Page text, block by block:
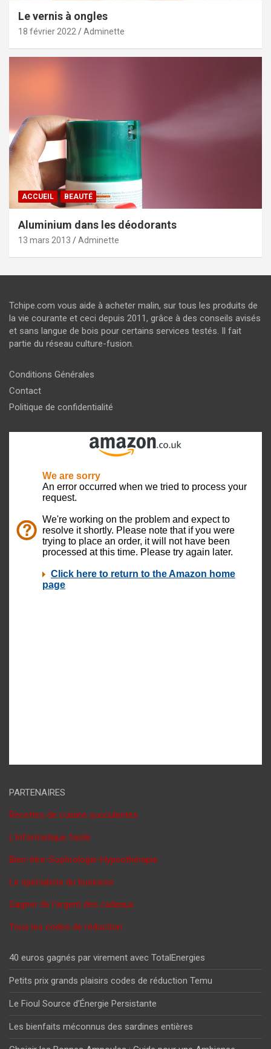
Le vernis à ongles
18 février 2022 Adminette
ACCUEIL BEAUTÉ
Aluminium dans les déodorants
13 mars 2013 Adminette
Tchipe.com vous aide à acheter malin, sur tous les produits de
la vie courante et ceci depuis 2011, grâce à des conseils avisés
et sans langue de bois pour certains services testés. Il fait
partie du réseau culture-fusion.
Conditions Générales
Contact
Politique de confidentialité
PARTENAIRES
Recettes de cuisine succulentes
L'informatique facile
Bien-être-Sophrologie-Hypnothérapie
Le spécialiste du business
Gagner de l'argent des cadeaux
Tous les codes de réduction
40 euros gagnés par virement avec TotalEnergies
Petits prix grands plaisirs codes de réduction Temu
Le Fioul Source d’Énergie Persistante
Les bienfaits méconnus des sardines entières